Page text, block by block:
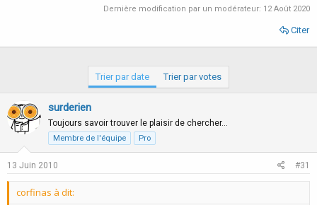
Dernière modification par un modérateur: 12 Août 2020
Citer
Trier par date Trier par votes
surderien
Toujours savoir trouver le plaisir de chercher…
Membre de l'équipe Pro
13 Juin 2010 #31
corfinas à dit: